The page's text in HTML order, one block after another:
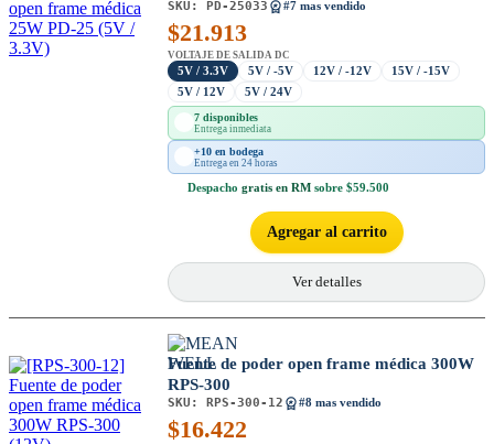
SKU: PD-25033 #7 mas vendido
$21.913
VOLTAJE DE SALIDA DC
5V / 3.3V 5V / -5V 12V / -12V
15V / -15V
5V / 12V
5V / 24V
7 disponibles
Entrega inmediata
+10 en bodega
Entrega en 24 horas
Despacho gratis en RM sobre $59.500
Agregar al carrito
Ver detalles
Fuente de poder open frame médica 300W
RPS-300
SKU: RPS-300-12 #8 mas vendido
$16.422